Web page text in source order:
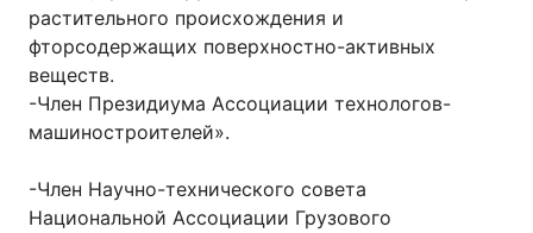
растительного происхождения и
фторсодержащих поверхностно-активных
веществ.
-Член Президиума Ассоциации технологов-
машиностроителей».
-Член Научно-технического совета
Национальной Ассоциации Грузового